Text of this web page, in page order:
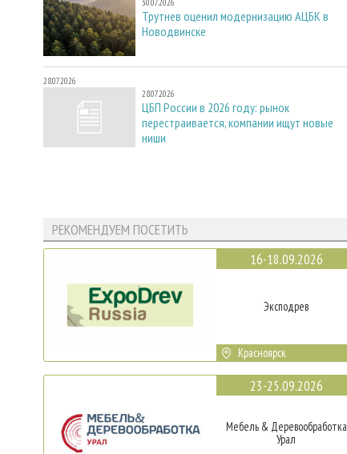
Трутнев оценил модернизацию АЦБК в
Новодвинске
28.07.2026
28.07.2026
ЦБП России в 2026 году: рынок
перестраивается, компании ищут новые
ниши
РЕКОМЕНДУЕМ ПОСЕТИТЬ
16-18.09.2026
Эксподрев
Красноярск
23-25.09.2026
Мебель & Деревообработка
Урал